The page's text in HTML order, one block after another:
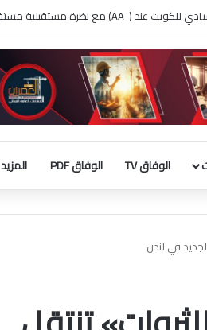
الأبيض
الوفاق TV الوفاق PDF المزيد
في لندن